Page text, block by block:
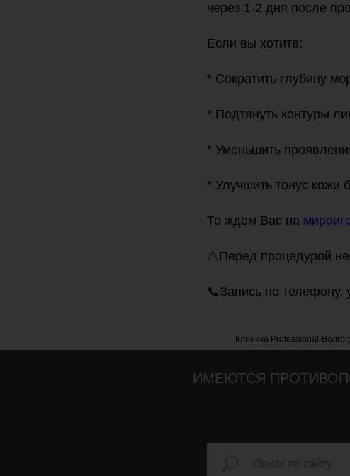
через 1-2 дня после
Если вы хотите:
* Сократить глубину
* Подтянуть контуры
* Уменьшить
* Улучшить тонус кожи
То ждем Вас на
⚠️Перед процедурой
📞Запись по телефону,
Клиника Professional-
ИМЕЮТСЯ